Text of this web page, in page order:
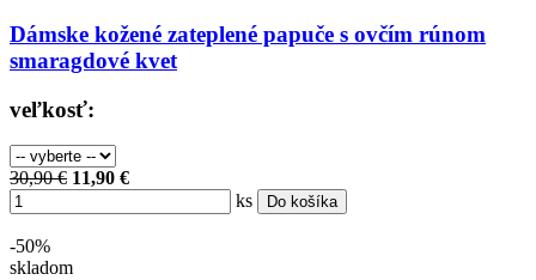
Dámske kožené zateplené papuče s ovčím rúnom
smaragdové kvet
veľkosť:
30,90 € 11,90 €
ks
Do košíka
-50%
skladom